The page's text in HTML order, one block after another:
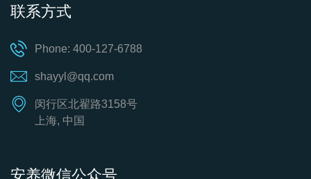
联系方式
Phone: 400-127-6788
shayyl@qq.com
闵行区北翟路3158号
上海, 中国
安养微信公众号